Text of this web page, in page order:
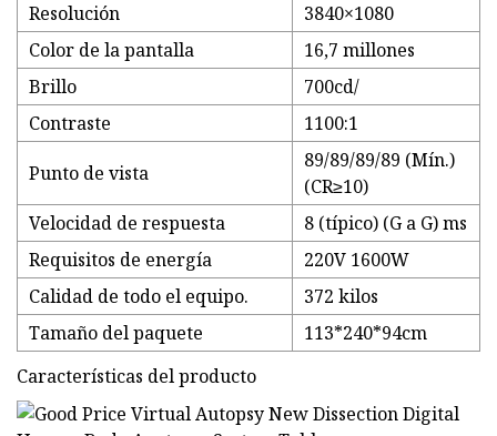
Resolución
3840×1080
Color de la pantalla
16,7 millones
Brillo
700cd/
Contraste
1100:1
Punto de vista
89/89/89/89 (Mín.)
(CR≥10)
Velocidad de respuesta
8 (típico) (G a G) ms
Requisitos de energía
220V 1600W
Calidad de todo el equipo.
372 kilos
Tamaño del paquete
113*240*94cm
Características del producto